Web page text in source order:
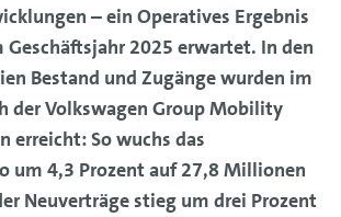
– ein Operatives Ergebnis
Geschäftsjahr 2025 erwartet. In den
Bestand und Zugänge wurden im
der Volkswagen Group Mobility
erreicht: So wuchs das
um 4,3 Prozent auf 27,8 Millionen
Neuverträge stieg um drei Prozent